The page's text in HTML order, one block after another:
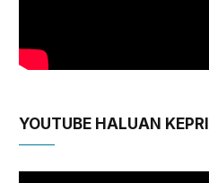
YOUTUBE HALUAN KEPRI